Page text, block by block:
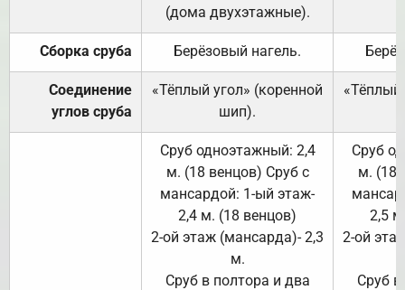
(дома двухэтажные).
Сборка сруба Берёзовый нагель.
Соединение
углов сруба
«Тёплый угол» (коренной
шип).
«Тёплый
Сруб одноэтажный: 2,4
м. (18 венцов) Сруб с
мансардой: 1-ый этаж-
2,4 м. (18 венцов)
2-ой этаж (мансарда)- 2,3
м.
Сруб в полтора и два
Сруб
м. (18
2,5
2-ой
Сруб